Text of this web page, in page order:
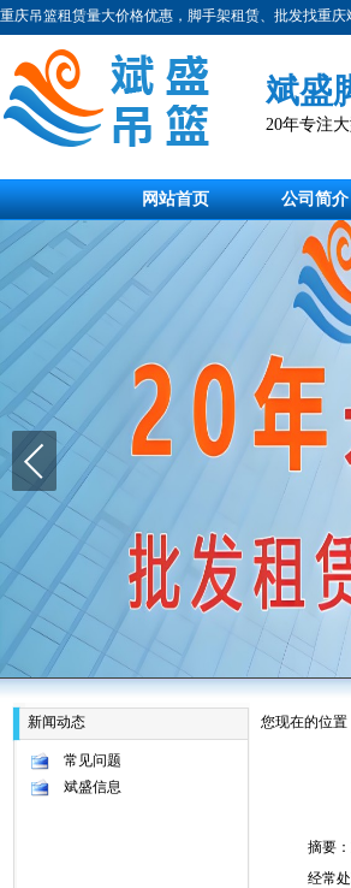
重庆吊篮租赁量大价格优惠，脚手架租赁、批发找重庆
斌盛
20年专注
网站首页 公司简介
新闻动态
常见问题
斌盛信息
您现在的位置
摘要：重
经常处理